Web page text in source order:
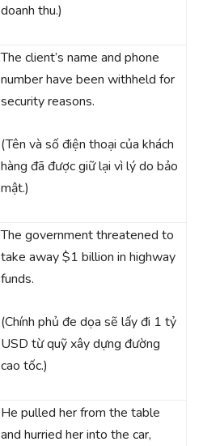
doanh thu.)
The client’s name and phone
number have been withheld for
security reasons.
(Tên và số điện thoại của khách
hàng đã được giữ lại vì lý do bảo
mật.)
The government threatened to
take away $1 billion in highway
funds.
(Chính phủ đe dọa sẽ lấy đi 1 tỷ
USD từ quỹ xây dựng đường
cao tốc.)
He pulled her from the table
and hurried her into the car,